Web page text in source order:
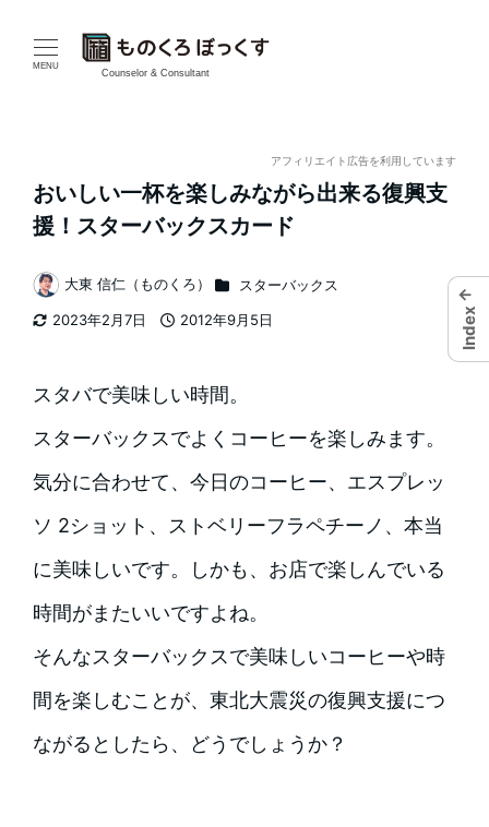
MENU
Counselor & Consultant
アフィリエイト広告を利用しています
おいしい一杯を楽しみながら出来る復興支
援！スターバックスカード
2023年2月7日
2012年9月5日
著
者
大東 信仁（ものくろ） カテゴリー
スターバックス
スタバで美味しい時間。
スターバックスでよくコーヒーを楽しみます。
気分に合わせて、今日のコーヒー、エスプレッ
ソ 2ショット、ストベリーフラペチーノ、本当
に美味しいです。しかも、お店で楽しんでいる
時間がまたいいですよね。
そんなスターバックスで美味しいコーヒーや時
間を楽しむことが、東北大震災の復興支援につ
ながるとしたら、どうでしょうか？
←
Index